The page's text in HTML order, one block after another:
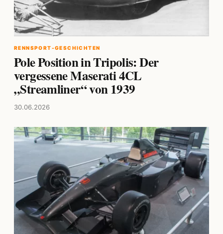
RENNSPORT-GESCHICHTEN
Pole Position in Tripolis: Der
vergessene Maserati 4CL
„Streamliner“ von 1939
30.06.2026